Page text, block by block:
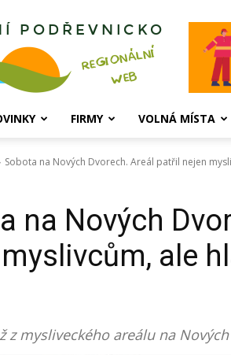
Horní
FIRMY VOLNÁ MÍSTA
Sobota na Nových Dvorech. Areál patřil nejen
na Nových
ale
z mysliveckého areálu na